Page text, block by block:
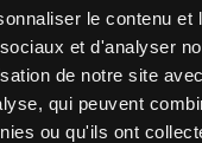
le contenu
et d'analyser
de notre site
qui peuvent
ou qu'ils ont
€